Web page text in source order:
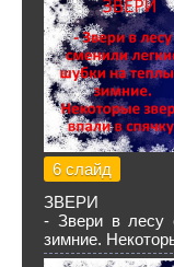
6 слайд
ЗВЕРИ
- Звери в лесу
зимние.